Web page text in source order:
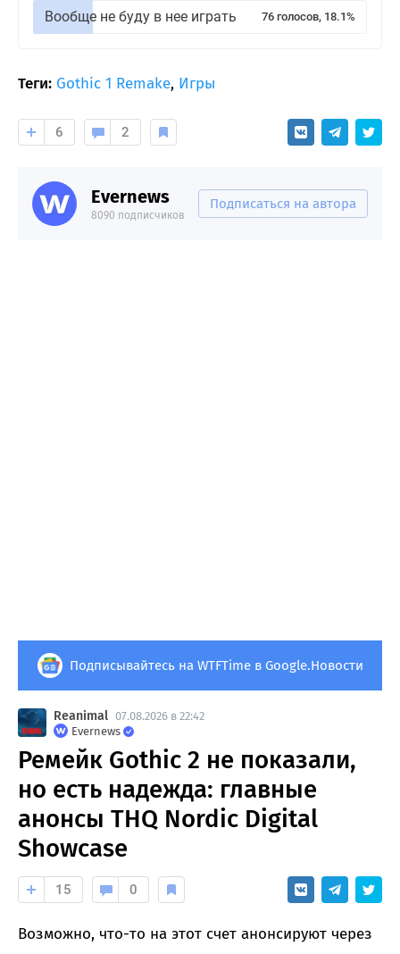
Вообще не буду в нее играть 76 голосов, 18.1%
Теги: Gothic 1 Remake, Игры
6 2
Evernews
8090 подписчиков
Подписаться на автора
Подписывайтесь на WTFTime в Google.Новости
Reanimal 07.08.2026 в 22:42
Evernews
Ремейк Gothic 2 не показали,
но есть надежда: главные
анонсы THQ Nordic Digital
Showcase
15 0
Возможно, что-то на этот счет анонсируют через